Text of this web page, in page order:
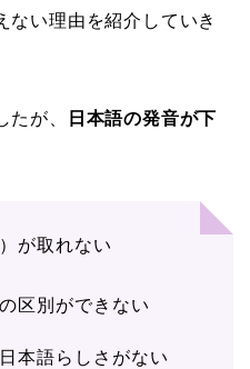
ない理由を紹介していき
たが、
日本語の発音が下
が取れない
区別ができない
本語らしさがない